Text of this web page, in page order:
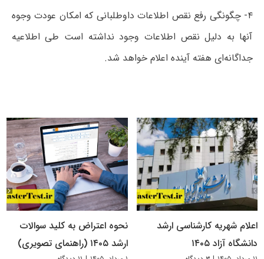
۴- چگونگی رفع نقص اطلاعات داوطلبانی که امکان عودت وجوه
آنها به دلیل نقص اطلاعات وجود نداشته است طی اطلاعیه
جداگانه‌ای هفته آینده اعلام خواهد شد.
اعلام شهریه کارشناسی ارشد
دانشگاه آزاد ۱۴۰۵
نحوه اعتراض به کلید سوالات
ارشد ۱۴۰۵ (راهنمای تصویری)